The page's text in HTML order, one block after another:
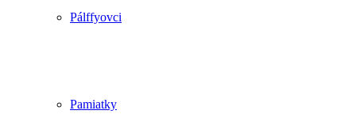
Pálffyovci
Pamiatky